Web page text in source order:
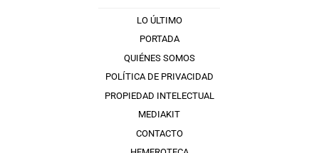
LO ÚLTIMO
PORTADA
QUIÉNES SOMOS
POLÍTICA DE PRIVACIDAD
PROPIEDAD INTELECTUAL
MEDIAKIT
CONTACTO